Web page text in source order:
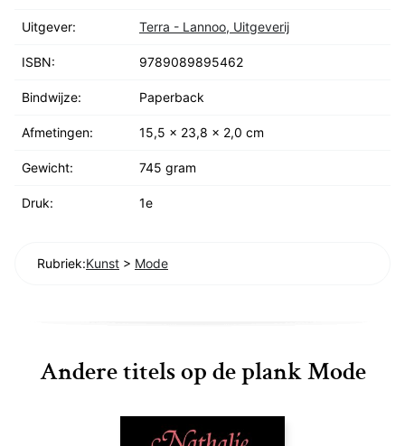
Uitgever: Terra - Lannoo, Uitgeverij
ISBN: 9789089895462
Bindwijze: Paperback
Afmetingen: 15,5 x 23,8 x 2,0 cm
Gewicht: 745 gram
Druk: 1e
Rubriek:Kunst > Mode
Andere titels op de plank Mode